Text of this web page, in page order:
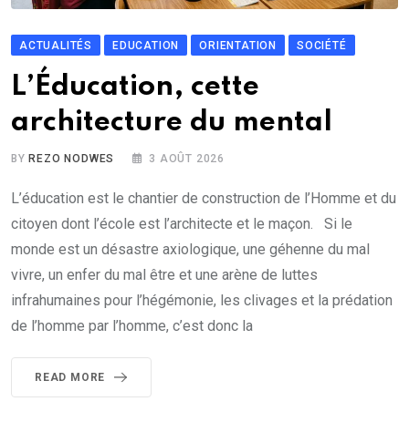
ACTUALITÉS EDUCATION ORIENTATION SOCIÉTÉ
L’Éducation, cette
architecture du mental
BYREZO NODWES 3 AOÛT 2026
L’éducation est le chantier de construction de l’Homme et du
citoyen dont l’école est l’architecte et le maçon. Si le
monde est un désastre axiologique, une géhenne du mal
vivre, un enfer du mal être et une arène de luttes
infrahumaines pour l’hégémonie, les clivages et la prédation
de l’homme par l’homme, c’est donc la
READ MORE